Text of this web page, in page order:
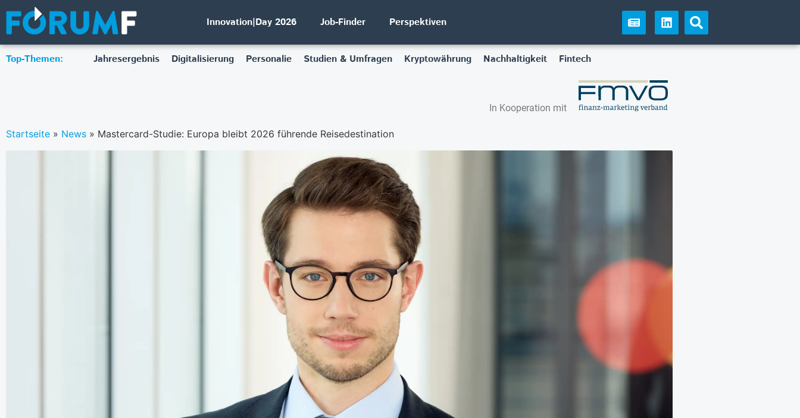
Innovation|Day 2026 Job-Finder Perspektiven
Top-Themen: Jahresergebnis Digitalisierung Personalie Studien & Umfragen Kryptowährung Nachhaltigkeit Fintech
In Kooperation mit
Startseite » News » Mastercard-Studie: Europa bleibt 2026 führende Reisedestination